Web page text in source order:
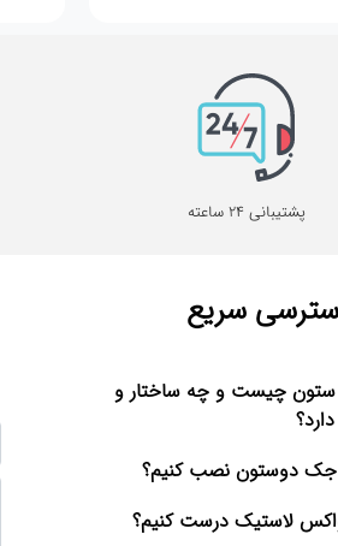
پشتیبانی 24 ساعته
سریع
چیست و چه ساختار و
دوستون نصب کنیم؟
لاستیک درست کنیم؟